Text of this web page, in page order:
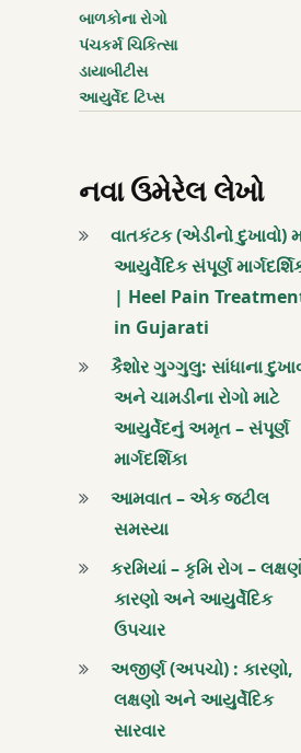
બાળકોના રોગો
પંચકર્મ ચિકિત્સા
ડાયાબીટીસ
આયુર્વેદ ટિપ્સ
નવા ઉમેરેલ લેખો
વાતકંટક (એડીનો દુખાવો)
આયુર્વેદિક સંપૂર્ણ
| Heel Pain
in Gujarati
કૈશોર ગુગ્ગુલુ: સાંધાના
અને ચામડીના રોગો માટે
આયુર્વેદનું અમૃત – સંપૂર્ણ
માર્ગદર્શિકા
આમવાત – એક જટીલ
સમસ્યા
કરમિયાં – કૃમિ રોગ –
કારણો અને આયુર્વેદિક
ઉપચાર
અજીર્ણ (અપચો) : કારણો,
લક્ષણો અને આયુર્વેદિક
સારવાર